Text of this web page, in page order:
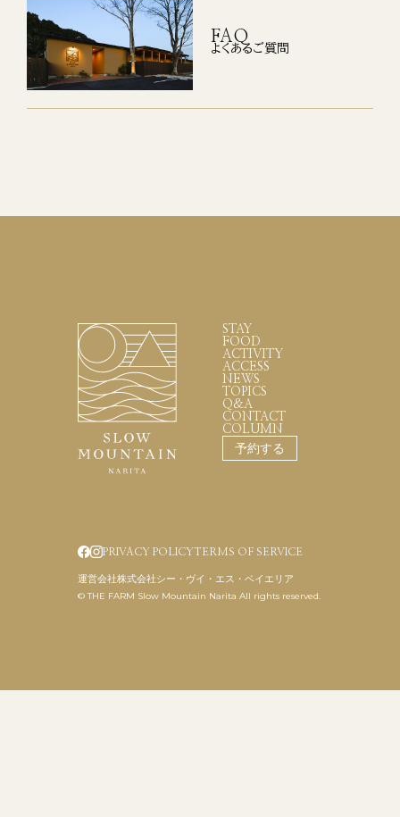
FAQ
よくあるご質問
STAY
FOOD
ACTIVITY
ACCESS
NEWS
TOPICS
Q&A
CONTACT
COLUMN
予約する
PRIVACY POLICYTERMS OF SERVICE
運営会社株式会社シー・ヴイ・エス・ベイエリア
© THE FARM Slow Mountain Narita All rights reserved.